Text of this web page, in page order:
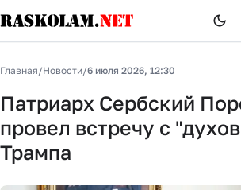
Новости
Публикации
Главная/Новости/6 июля 2026, 12:30
Патриарх Сербский
провел встречу с
Трампа